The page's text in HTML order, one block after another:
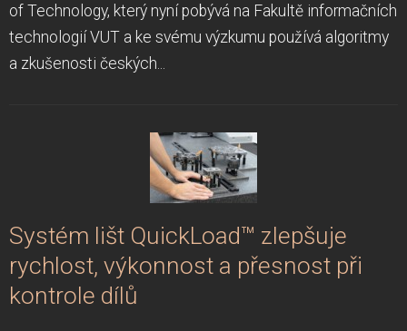
of Technology, který nyní pobývá na Fakultě informačních
technologií VUT a ke svému výzkumu používá algoritmy
a zkušenosti českých...
Systém lišt QuickLoad™ zlepšuje
rychlost, výkonnost a přesnost při
kontrole dílů